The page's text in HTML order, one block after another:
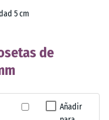
5 cm
de
Añadir